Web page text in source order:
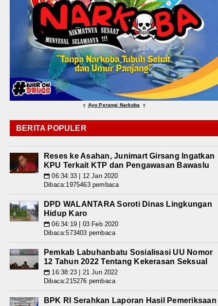
⇑ Ayo Perangi Narkoba ⇑
BERITA POPULER
Reses ke Asahan, Junimart Girsang Ingatkan
KPU Terkait KTP dan Pengawasan Bawaslu
📅 06:34:33 | 12 Jan 2020
Dibaca:1975463 pembaca
DPD WALANTARA Soroti Dinas Lingkungan
Hidup Karo
📅 06:34:19 | 03 Feb 2020
Dibaca:573403 pembaca
Pemkab Labuhanbatu Sosialisasi UU Nomor
12 Tahun 2022 Tentang Kekerasan Seksual
📅 16:38:23 | 21 Jun 2022
Dibaca:215276 pembaca
BPK RI Serahkan Laporan Hasil Pemeriksaan